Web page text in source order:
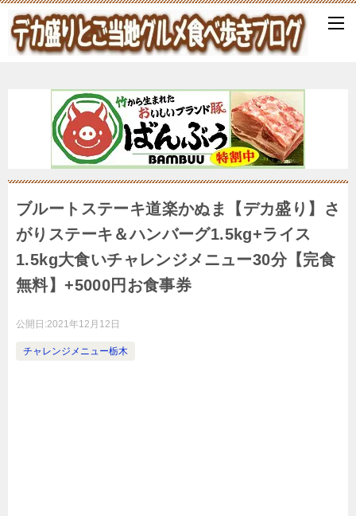
ブルートステーキ道楽かぬま【デカ盛り】さ
がりステーキ＆ハンバーグ1.5kg+ライス
1.5kg大食いチャレンジメニュー30分【完食
無料】+5000円お食事券
公開日:2021年12月12日
チャレンジメニュー栃木